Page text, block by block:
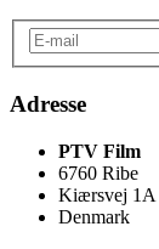
Adresse
PTV Film
6760 Ribe
Kiærsvej 1A
Denmark